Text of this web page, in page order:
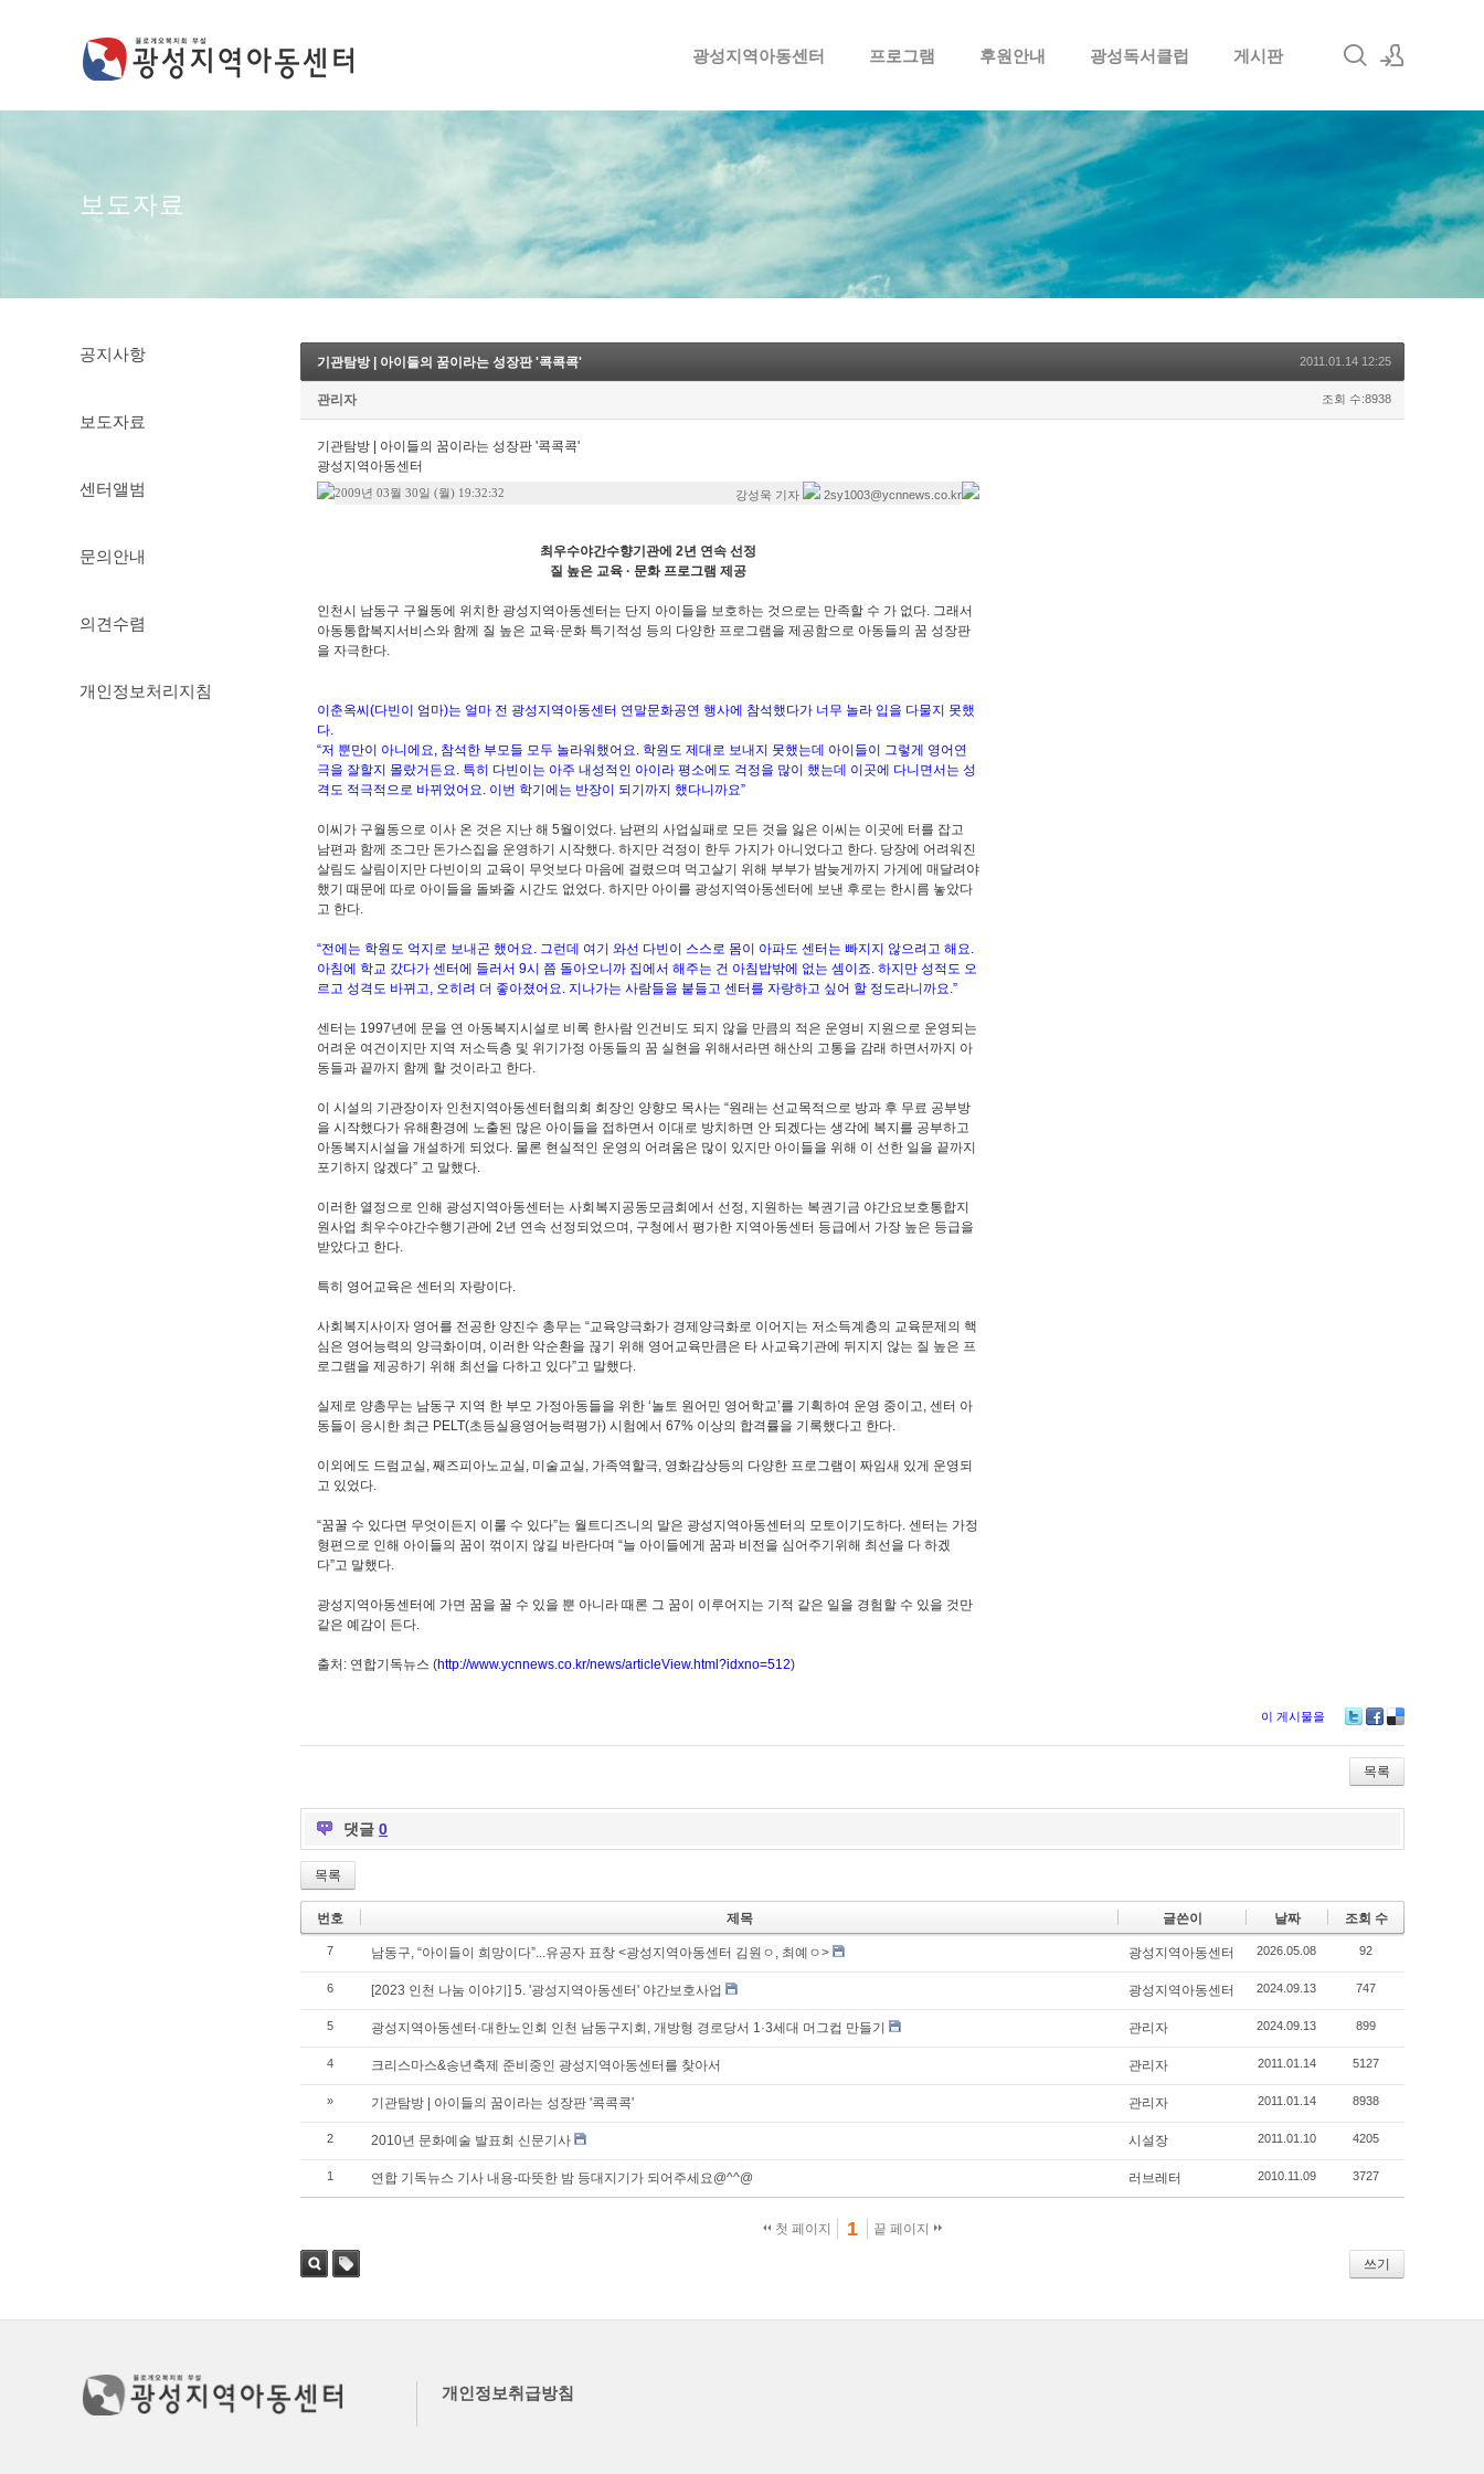
광성지역아동센터 프로그램 후원안내 광성독서클럽 게시판
보도자료
공지사항
보도자료
센터앨범
문의안내
의견수렴
개인정보처리지침
기관탐방 | 아이들의 꿈이라는 성장판 '콕콕콕' 2011.01.14 12:25
관리자 조회 수:8938
기관탐방 | 아이들의 꿈이라는 성장판 '콕콕콕'
광성지역아동센터
2009년 03월 30일 (월) 19:32:32 강성욱 기자 2sy1003@ycnnews.co.kr
최우수야간수향기관에 2년 연속 선정
질 높은 교육 · 문화 프로그램 제공
인천시 남동구 구월동에 위치한 광성지역아동센터는 단지 아이들을 보호하는 것으로는 만족할 수 가 없다. 그래서
아동통합복지서비스와 함께 질 높은 교육·문화 특기적성 등의 다양한 프로그램을 제공함으로 아동들의 꿈 성장판
을 자극한다.
이춘옥씨(다빈이 엄마)는 얼마 전 광성지역아동센터 연말문화공연 행사에 참석했다가 너무 놀라 입을 다물지 못했
다.
“저 뿐만이 아니에요, 참석한 부모들 모두 놀라워했어요. 학원도 제대로 보내지 못했는데 아이들이 그렇게 영어연
극을 잘할지 몰랐거든요. 특히 다빈이는 아주 내성적인 아이라 평소에도 걱정을 많이 했는데 이곳에 다니면서는 성
격도 적극적으로 바뀌었어요. 이번 학기에는 반장이 되기까지 했다니까요”
이씨가 구월동으로 이사 온 것은 지난 해 5월이었다. 남편의 사업실패로 모든 것을 잃은 이씨는 이곳에 터를 잡고
남편과 함께 조그만 돈가스집을 운영하기 시작했다. 하지만 걱정이 한두 가지가 아니었다고 한다. 당장에 어려워진
살림도 살림이지만 다빈이의 교육이 무엇보다 마음에 걸렸으며 먹고살기 위해 부부가 밤늦게까지 가게에 매달려야
했기 때문에 따로 아이들을 돌봐줄 시간도 없었다. 하지만 아이를 광성지역아동센터에 보낸 후로는 한시름 놓았다
고 한다.
“전에는 학원도 억지로 보내곤 했어요. 그런데 여기 와선 다빈이 스스로 몸이 아파도 센터는 빠지지 않으려고 해요.
아침에 학교 갔다가 센터에 들러서 9시 쯤 돌아오니까 집에서 해주는 건 아침밥밖에 없는 셈이죠. 하지만 성적도 오
르고 성격도 바뀌고, 오히려 더 좋아졌어요. 지나가는 사람들을 붙들고 센터를 자랑하고 싶어 할 정도라니까요.”
센터는 1997년에 문을 연 아동복지시설로 비록 한사람 인건비도 되지 않을 만큼의 적은 운영비 지원으로 운영되는
어려운 여건이지만 지역 저소득층 및 위기가정 아동들의 꿈 실현을 위해서라면 해산의 고통을 감래 하면서까지 아
동들과 끝까지 함께 할 것이라고 한다.
이 시설의 기관장이자 인천지역아동센터협의회 회장인 양향모 목사는 “원래는 선교목적으로 방과 후 무료 공부방
을 시작했다가 유해환경에 노출된 많은 아이들을 접하면서 이대로 방치하면 안 되겠다는 생각에 복지를 공부하고
아동복지시설을 개설하게 되었다. 물론 현실적인 운영의 어려움은 많이 있지만 아이들을 위해 이 선한 일을 끝까지
포기하지 않겠다” 고 말했다.
이러한 열정으로 인해 광성지역아동센터는 사회복지공동모금회에서 선정, 지원하는 복권기금 야간요보호통합지
원사업 최우수야간수행기관에 2년 연속 선정되었으며, 구청에서 평가한 지역아동센터 등급에서 가장 높은 등급을
받았다고 한다.
특히 영어교육은 센터의 자랑이다.
사회복지사이자 영어를 전공한 양진수 총무는 “교육양극화가 경제양극화로 이어지는 저소득계층의 교육문제의 핵
심은 영어능력의 양극화이며, 이러한 악순환을 끊기 위해 영어교육만큼은 타 사교육기관에 뒤지지 않는 질 높은 프
로그램을 제공하기 위해 최선을 다하고 있다”고 말했다.
실제로 양총무는 남동구 지역 한 부모 가정아동들을 위한 ‘놀토 원어민 영어학교’를 기획하여 운영 중이고, 센터 아
동들이 응시한 최근 PELT(초등실용영어능력평가) 시험에서 67% 이상의 합격률을 기록했다고 한다.
이외에도 드럼교실, 째즈피아노교실, 미술교실, 가족역할극, 영화감상등의 다양한 프로그램이 짜임새 있게 운영되
고 있었다.
“꿈꿀 수 있다면 무엇이든지 이룰 수 있다”는 월트디즈니의 말은 광성지역아동센터의 모토이기도하다. 센터는 가정
형편으로 인해 아이들의 꿈이 꺾이지 않길 바란다며 “늘 아이들에게 꿈과 비전을 심어주기위해 최선을 다 하겠
다”고 말했다.
광성지역아동센터에 가면 꿈을 꿀 수 있을 뿐 아니라 때론 그 꿈이 이루어지는 기적 같은 일을 경험할 수 있을 것만
같은 예감이 든다.
출처: 연합기독뉴스 (http://www.ycnnews.co.kr/news/articleView.html?idxno=512)
이 게시물을
bo
ok
ou
s
목록
댓글 0
목록
번호 제목 글쓴이 날짜 조회 수
7 남동구, “아이들이 희망이다”...유공자 표창 <광성지역아동센터 김원ㅇ, 최예ㅇ> 광성지역아동센터 2026.05.08 92
6 [2023 인천 나눔 이야기] 5. '광성지역아동센터' 야간보호사업 광성지역아동센터 2024.09.13 747
5 광성지역아동센터·대한노인회 인천 남동구지회, 개방형 경로당서 1·3세대 머그컵 만들기 관리자 2024.09.13 899
4 크리스마스&송년축제 준비중인 광성지역아동센터를 찾아서 관리자 2011.01.14 5127
» 기관탐방 | 아이들의 꿈이라는 성장판 '콕콕콕' 관리자 2011.01.14 8938
2 2010년 문화예술 발표회 신문기사 시설장 2011.01.10 4205
1 연합 기독뉴스 기사 내용-따뜻한 밤 등대지기가 되어주세요@^^@ 러브레터 2010.11.09 3727
첫 페이지 1 끝 페이지
쓰기
개인정보취급방침